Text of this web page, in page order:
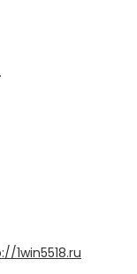
.
1win5518.ru